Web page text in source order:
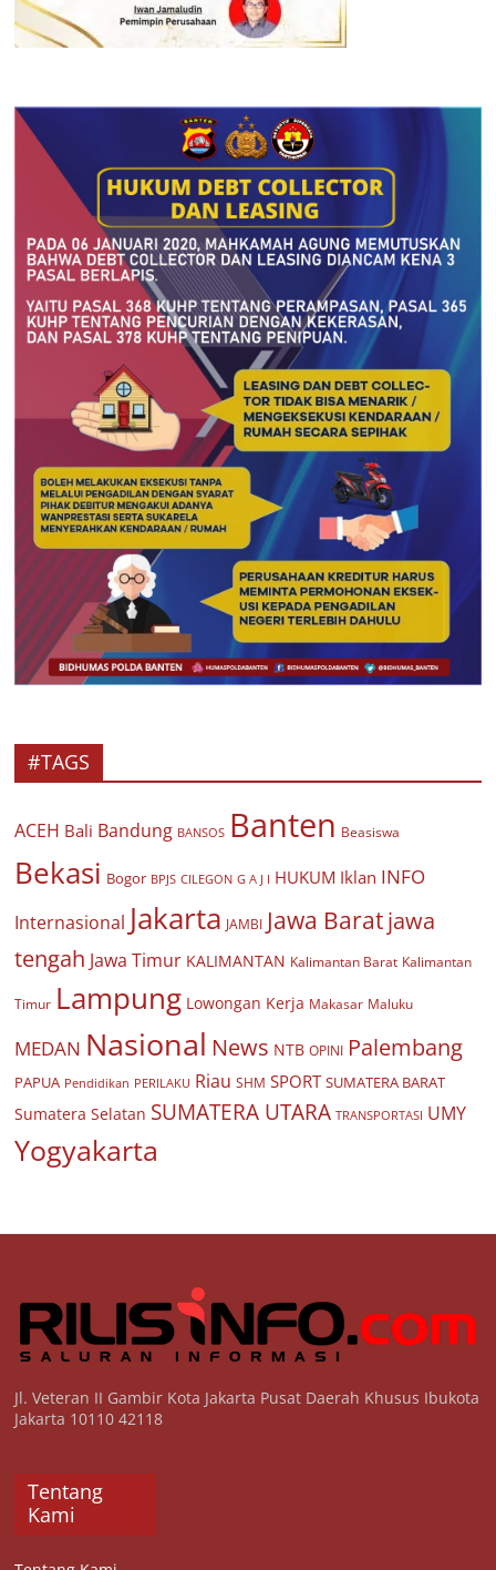
#TAGS
ACEH Bali Bandung BANSOS Banten Beasiswa
Bekasi Bogor BPJS CILEGON G A J I HUKUM Iklan INFO
Internasional Jakarta JAMBI Jawa Baratjawa
tengah Jawa Timur KALIMANTAN Kalimantan Barat Kalimantan
Timur Lampung Lowongan Kerja Makasar Maluku
MEDAN Nasional News NTB OPINI Palembang
PAPUA Pendidikan PERILAKU Riau SHM SPORT SUMATERA BARAT
Sumatera Selatan SUMATERA UTARA TRANSPORTASI UMY
Yogyakarta
Jl. Veteran II Gambir Kota Jakarta Pusat Daerah Khusus Ibukota
Jakarta 10110 42118
Tentang
Kami